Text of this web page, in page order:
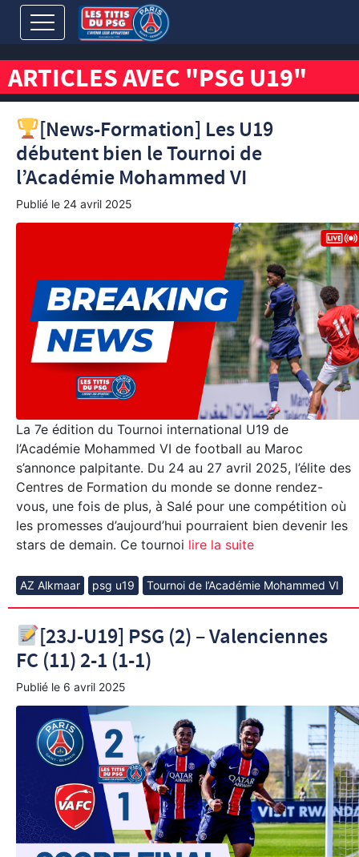
ARTICLES AVEC "PSG U19"
[News-Formation] Les U19
débutent bien le Tournoi de
l’Académie Mohammed VI
Publié le 24 avril 2025
La 7e édition du Tournoi international U19 de
l’Académie Mohammed VI de football au Maroc
s’annonce palpitante. Du 24 au 27 avril 2025, l’élite des
Centres de Formation du monde se donne rendez-
vous, une fois de plus, à Salé pour une compétition où
les promesses d’aujourd’hui pourraient bien devenir les
stars de demain. Ce tournoi lire la suite
AZ Alkmaar psg u19 Tournoi de l’Académie Mohammed VI
[23J-U19] PSG (2) – Valenciennes
FC (11) 2-1 (1-1)
Publié le 6 avril 2025